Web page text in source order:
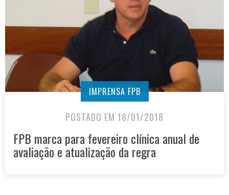
IMPRENSA FPB
POSTADO EM 18/01/2018
FPB marca para fevereiro clínica anual de
avaliação e atualização da regra